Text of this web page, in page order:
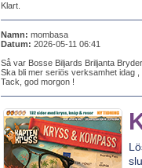
Klart.
Namn: mombasa
Datum: 2026-05-11 06:41
Så var Bosse Biljards Briljanta
Ska bli mer seriös verksamhet idag
Tack, god morgon !